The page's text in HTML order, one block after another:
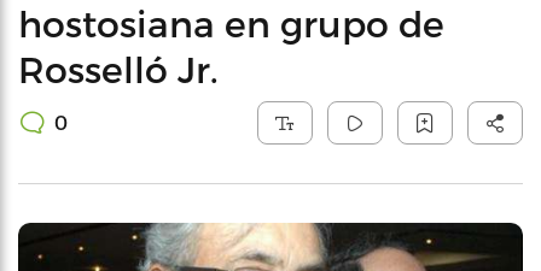
hostosiana en grupo de
Rosselló Jr.
0